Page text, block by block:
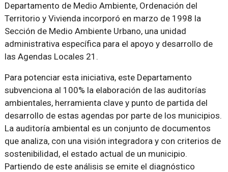
Departamento de Medio Ambiente, Ordenación del
Territorio y Vivienda incorporó en marzo de 1998 la
Sección de Medio Ambiente Urbano, una unidad
administrativa específica para el apoyo y desarrollo de
las Agendas Locales 21.
Para potenciar esta iniciativa, este Departamento
subvenciona al 100% la elaboración de las auditorías
ambientales, herramienta clave y punto de partida del
desarrollo de estas agendas por parte de los municipios.
La auditoría ambiental es un conjunto de documentos
que analiza, con una visión integradora y con criterios de
sostenibilidad, el estado actual de un municipio.
Partiendo de este análisis se emite el diagnóstico